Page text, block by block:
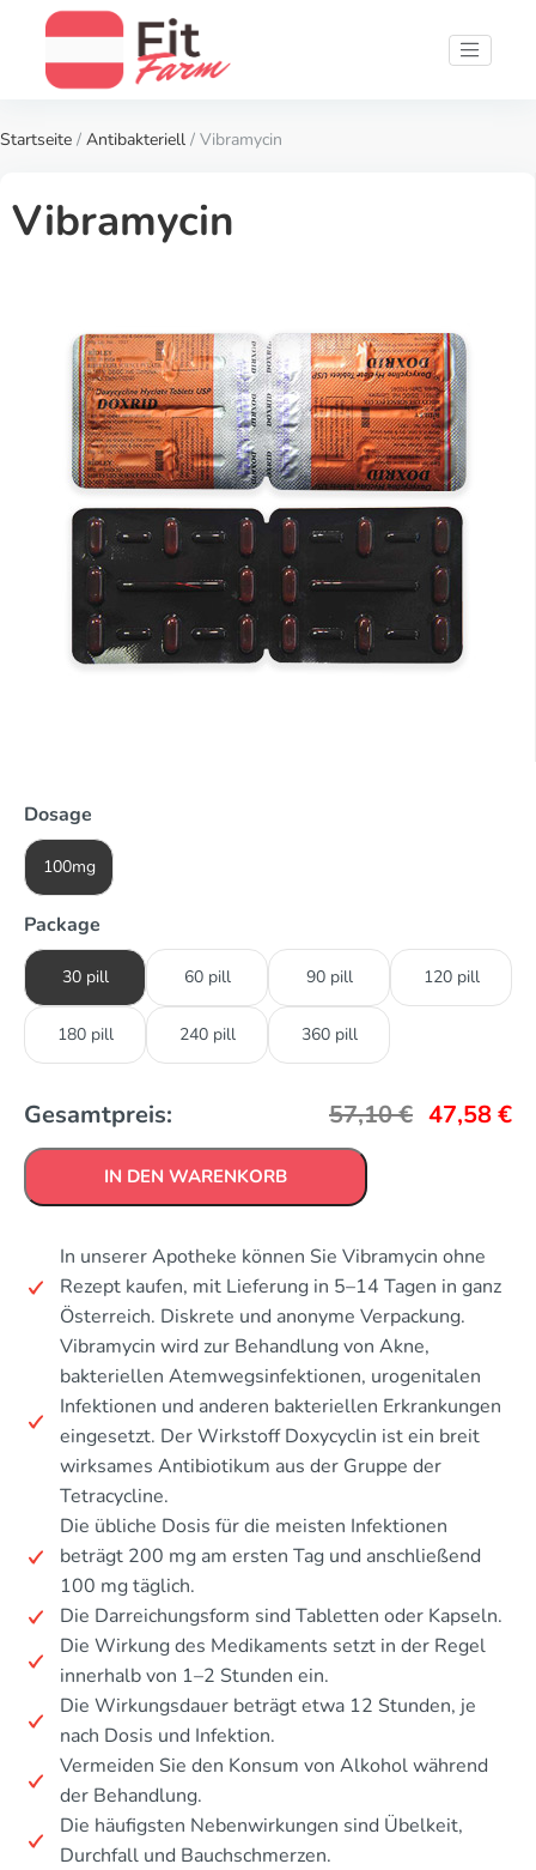
Startseite / Antibakteriell / Vibramycin
Vibramycin
Dosage
100mg
Package
30 pill 60 pill 90 pill 120 pill
180 pill 240 pill 360 pill
Gesamtpreis: 57,10€ 47,58€
IN DEN WARENKORB
In unserer Apotheke können Sie Vibramycin ohne
Rezept kaufen, mit Lieferung in 5–14 Tagen in ganz
Österreich. Diskrete und anonyme Verpackung.
Vibramycin wird zur Behandlung von Akne,
bakteriellen Atemwegsinfektionen, urogenitalen
Infektionen und anderen bakteriellen Erkrankungen
eingesetzt. Der Wirkstoff Doxycyclin ist ein breit
wirksames Antibiotikum aus der Gruppe der
Tetracycline.
Die übliche Dosis für die meisten Infektionen
beträgt 200 mg am ersten Tag und anschließend
100 mg täglich.
Die Darreichungsform sind Tabletten oder Kapseln.
Die Wirkung des Medikaments setzt in der Regel
innerhalb von 1–2 Stunden ein.
Die Wirkungsdauer beträgt etwa 12 Stunden, je
nach Dosis und Infektion.
Vermeiden Sie den Konsum von Alkohol während
der Behandlung.
Die häufigsten Nebenwirkungen sind Übelkeit,
Durchfall und Bauchschmerzen.